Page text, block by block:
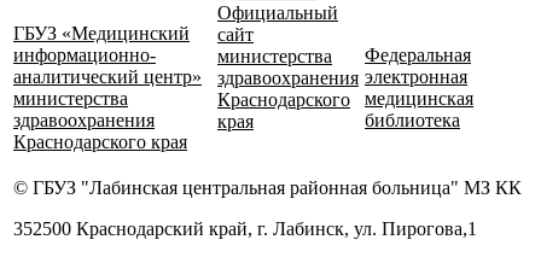
ГБУЗ «Медицинский
информационно-
аналитический центр»
министерства
здравоохранения
Краснодарского края
Официальный
сайт
министерства
здравоохранения
Краснодарского
края
Федеральная
электронная
медицинская
библиотека
© ГБУЗ "Лабинская центральная районная больница" МЗ КК
352500 Краснодарский край, г. Лабинск, ул. Пирогова,1